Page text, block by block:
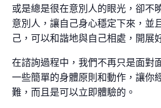
或是總是很在意別人的眼光，卻不
意別人，讓自己身心穩定下來，並
己，可以和諧地與自己相處，開展
在諮詢過程中，我們不再只是面對
一些簡單的身體原則和動作，讓你
難，而且是可以立即體驗的。